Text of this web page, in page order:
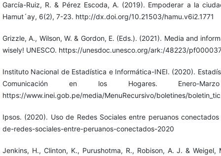
García-Ruiz, R. & Pérez Escoda, A. (2019). Empoderar a la
Hamut´ay, 6(2), 7-23. http://dx.doi.org/10.21503/hamu.v6i2.1771
Grizzle, A., Wilson, W. & Gordon, E. (Eds.). (2021). Media and
wisely! UNESCO. https://unesdoc.unesco.org/ark:/48223/
Instituto Nacional de Estadística e Informática-INEI. (2020).
Comunicación en los Hogares. Enero-
https://www.inei.gob.pe/media/MenuRecursivo/boletines/
Ipsos. (2020). Uso de Redes Sociales entre peruanos
de-redes-sociales-entre-peruanos-conectados-2020
Jenkins, H., Clinton, K., Purushotma, R., Robison, A. J. &